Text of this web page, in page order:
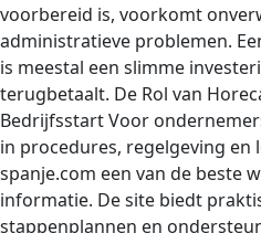
voorbereid is, voorkomt
administratieve problemen.
is meestal een slimme
terugbetaalt. De Rol van
Bedrijfsstart Voor
in procedures, regelgeving en
spanje.com een van de beste
informatie. De site biedt
stappenplannen en